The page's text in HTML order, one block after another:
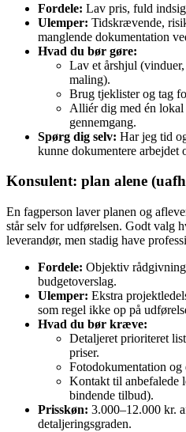
Fordele: Lav pris, fuld
Ulemper: Tidskrævende,
manglende dokumentation
Hvad du bør gøre:
Lav et årshjul
maling).
Brug tjeklister og tag
Alliér dig med én
gennemgang.
Spørg dig selv: Har jeg tid
kunne dokumentere arbejdet
Konsulent: plan alene
En fagperson laver planen og
står selv for udførelsen. Godt valg
leverandør, men stadig have
Fordele: Objektiv
budgetoverslag.
Ulemper: Ekstra
som regel ikke op på
Hvad du bør kræve:
Detaljeret prioriteret
priser.
Fotodokumentation og
Kontakt til anbefalede
bindende tilbud).
Prisskøn: 3.000–12.000 kr.
detaljeringsgraden.